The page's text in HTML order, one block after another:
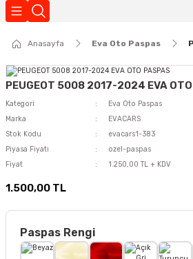
Anasayfa Eva Oto Paspas
PEUGEOT 5008 2017-2024 EVA OTO
Kategori
Eva Oto Paspas
Marka
EVACARS
Stok Kodu
evacars1-383
Piyasa Fiyatı
ozel-paspas
Fiyat
1.250,00 TL + KDV
1.500,00 TL
Paspas Rengi